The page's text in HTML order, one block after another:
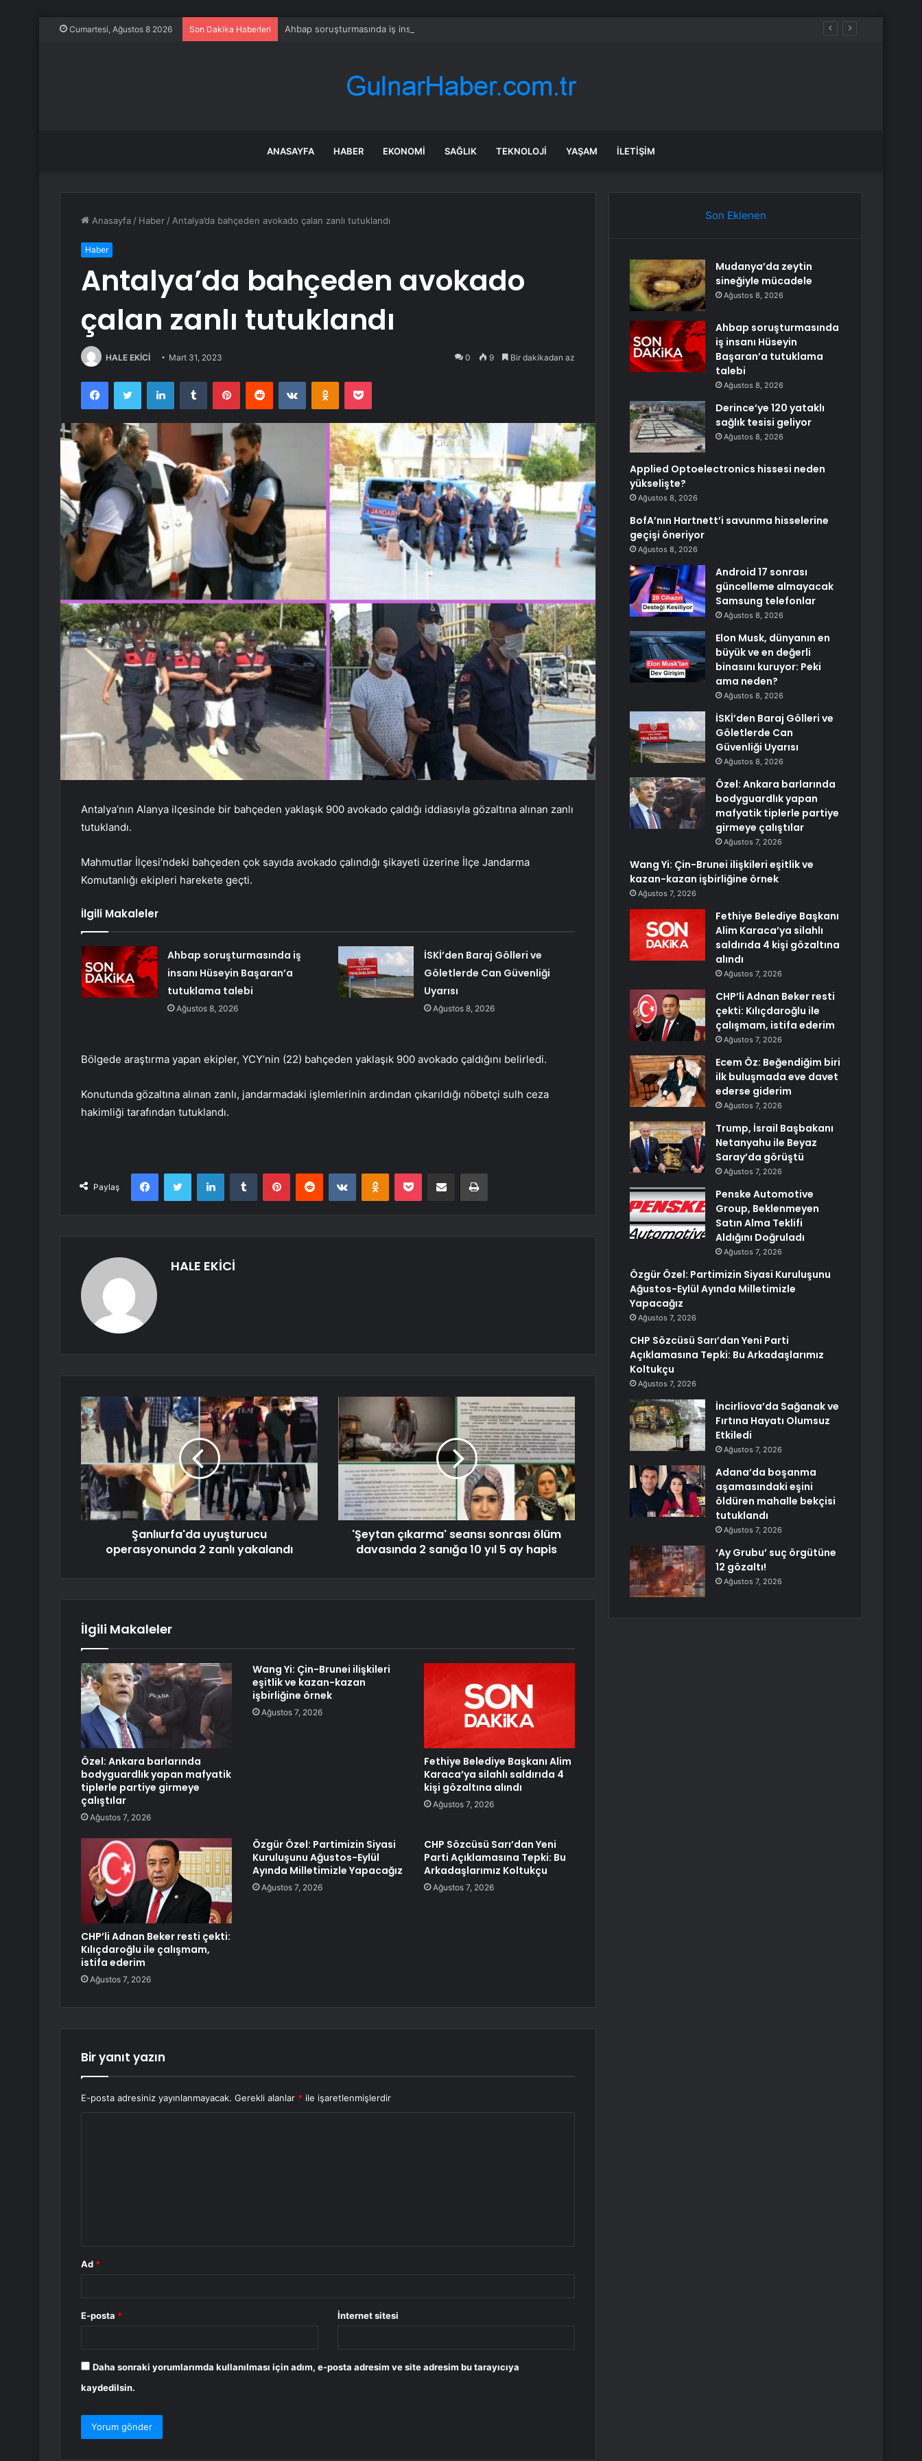
Cumartesi, Ağustos 8 2026 Son Dakika Haberleri Ahbap soruşturmasında iş insanı Hüseyin Başaran’a tutuklama talebi
ANASAYFA HABER EKONOMI SAĞLIK TEKNOLOJI YAŞAM İLETIŞIM
Anasayfa / Haber / Antalya’da bahçeden avokado çalan zanlı tutuklandı
Haber
Antalya’da bahçeden avokado
çalan zanlı tutuklandı
HALE EKİCİ Mart 31, 2023 0 9 Bir dakikadan az
FacebookTwitter LinkedInTumblr PinterestReddit VKontakteOdnoklassniki
Pocket
Antalya’nın Alanya ilçesinde bir bahçeden yaklaşık 900 avokado çaldığı iddiasıyla gözaltına alınan zanlı
tutuklandı.
Mahmutlar İlçesi’ndeki bahçeden çok sayıda avokado çalındığı şikayeti üzerine İlçe Jandarma
Komutanlığı ekipleri harekete geçti.
İlgili Makaleler
Ahbap soruşturmasında iş
insanı Hüseyin Başaran’a
tutuklama talebi
Ağustos 8, 2026
İSKİ’den Baraj Gölleri ve
Göletlerde Can Güvenliği
Uyarısı
Ağustos 8, 2026
Bölgede araştırma yapan ekipler, YCY’nin (22) bahçeden yaklaşık 900 avokado çaldığını belirledi.
Konutunda gözaltına alınan zanlı, jandarmadaki işlemlerinin ardından çıkarıldığı nöbetçi sulh ceza
hakimliği tarafından tutuklandı.
Paylaş
FacebookTwitter LinkedInTumblr PinterestReddit VKontakteOdnoklassniki
Pocket E-Posta ile paylaş Yazdır
HALE EKİCİ
Şanlıurfa'da uyuşturucu
operasyonunda 2 zanlı yakalandı
'Şeytan çıkarma' seansı sonrası ölüm
davasında 2 sanığa 10 yıl 5 ay hapis
İlgili Makaleler
Özel: Ankara barlarında
bodyguardlık yapan mafyatik
tiplerle partiye girmeye
çalıştılar
Ağustos 7, 2026
Wang Yi: Çin-Brunei ilişkileri
eşitlik ve kazan-kazan
işbirliğine örnek
Ağustos 7, 2026
Fethiye Belediye Başkanı Alim
Karaca’ya silahlı saldırıda 4
kişi gözaltına alındı
Ağustos 7, 2026
CHP’li Adnan Beker resti çekti:
Kılıçdaroğlu ile çalışmam,
istifa ederim
Ağustos 7, 2026
Özgür Özel: Partimizin Siyasi
Kuruluşunu Ağustos-Eylül
Ayında Milletimizle Yapacağız
Ağustos 7, 2026
CHP Sözcüsü Sarı’dan Yeni
Parti Açıklamasına Tepki: Bu
Arkadaşlarımız Koltukçu
Ağustos 7, 2026
Bir yanıt yazın
E-posta adresiniz yayınlanmayacak. Gerekli alanlar * ile işaretlenmişlerdir
Ad *
E-posta * İnternet sitesi
Daha sonraki yorumlarımda kullanılması için adım, e-posta adresim ve site adresim bu tarayıcıya
kaydedilsin.
Son Eklenen
Mudanya’da zeytin
sineğiyle mücadele
Ağustos 8, 2026
Ahbap soruşturmasında
iş insanı Hüseyin
Başaran’a tutuklama
talebi
Ağustos 8, 2026
Derince’ye 120 yataklı
sağlık tesisi geliyor
Ağustos 8, 2026
Applied Optoelectronics hissesi neden
yükselişte?
Ağustos 8, 2026
BofA’nın Hartnett’i savunma hisselerine
geçişi öneriyor
Ağustos 8, 2026
Android 17 sonrası
güncelleme almayacak
Samsung telefonlar
Ağustos 8, 2026
Elon Musk, dünyanın en
büyük ve en değerli
binasını kuruyor: Peki
ama neden?
Ağustos 8, 2026
İSKİ’den Baraj Gölleri ve
Göletlerde Can
Güvenliği Uyarısı
Ağustos 8, 2026
Özel: Ankara barlarında
bodyguardlık yapan
mafyatik tiplerle partiye
girmeye çalıştılar
Ağustos 7, 2026
Wang Yi: Çin-Brunei ilişkileri eşitlik ve
kazan-kazan işbirliğine örnek
Ağustos 7, 2026
Fethiye Belediye Başkanı
Alim Karaca’ya silahlı
saldırıda 4 kişi gözaltına
alındı
Ağustos 7, 2026
CHP’li Adnan Beker resti
çekti: Kılıçdaroğlu ile
çalışmam, istifa ederim
Ağustos 7, 2026
Ecem Öz: Beğendiğim biri
ilk buluşmada eve davet
ederse giderim
Ağustos 7, 2026
Trump, İsrail Başbakanı
Netanyahu ile Beyaz
Saray’da görüştü
Ağustos 7, 2026
Penske Automotive
Group, Beklenmeyen
Satın Alma Teklifi
Aldığını Doğruladı
Ağustos 7, 2026
Özgür Özel: Partimizin Siyasi Kuruluşunu
Ağustos-Eylül Ayında Milletimizle
Yapacağız
Ağustos 7, 2026
CHP Sözcüsü Sarı’dan Yeni Parti
Açıklamasına Tepki: Bu Arkadaşlarımız
Koltukçu
Ağustos 7, 2026
İncirliova’da Sağanak ve
Fırtına Hayatı Olumsuz
Etkiledi
Ağustos 7, 2026
Adana’da boşanma
aşamasındaki eşini
öldüren mahalle bekçisi
tutuklandı
Ağustos 7, 2026
‘Ay Grubu’ suç örgütüne
12 gözaltı!
Ağustos 7, 2026